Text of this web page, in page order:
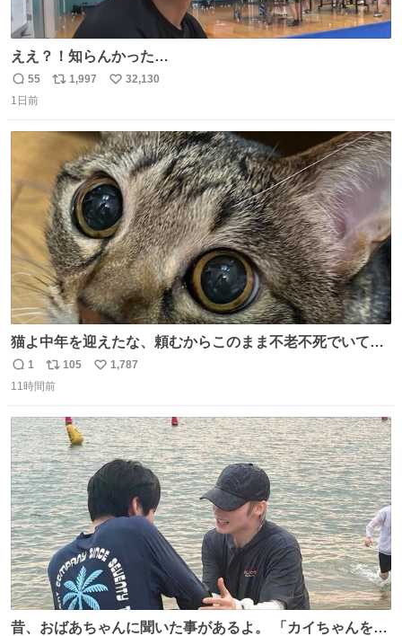
ええ？！知らんかった…
返
信
55
リ
数
1,997
い
数
32,130
1日前
猫よ中年を迎えたな、頼むからこのまま不老不死でいてく
れ…と願ってから、いや人間の家族が死に絶えて猫だけこ
の世に置いていくなんてひどいことはできない…と思って
愛がられて困ることもなかろうなと思ったのでやっぱり猫
よ不老不死でいてくれ
返
信
1
リ
ポ
ト
数
105
い
数
1,787
11時間前
昔、おばあちゃんに聞いた事があるよ。 「カイちゃんをい